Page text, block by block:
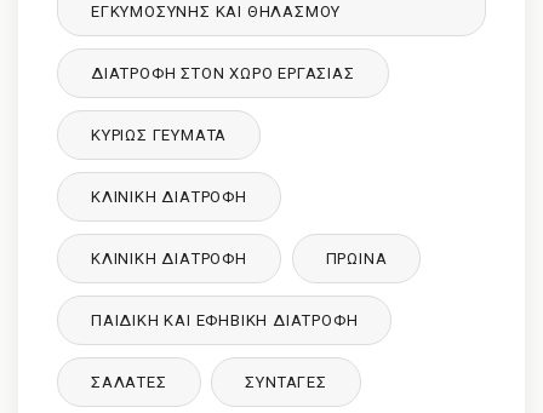
ΕΓΚΥΜΟΣΎΝΗΣ ΚΑΙ ΘΗΛΑΣΜΟΎ
ΔΙΑΤΡΟΦΉ ΣΤΟΝ ΧΏΡΟ ΕΡΓΑΣΊΑΣ
ΚΥΡΙΩΣ ΓΕΥΜΑΤΑ
ΚΛΙΝΙΚΉ ΔΙΑΤΡΟΦΉ
ΚΛΙΝΙΚΉ ΔΙΑΤΡΟΦΉ ΠΡΩΙΝΑ
ΠΑΙΔΙΚΉ ΚΑΙ ΕΦΗΒΙΚΉ ΔΙΑΤΡΌΦΉ
ΣΑΛΑΤΕΣ ΣΥΝΤΑΓΈΣ